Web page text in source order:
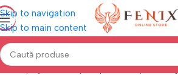
Skip to navigation
Skip to main content
Prima pagină Transport pentru copii